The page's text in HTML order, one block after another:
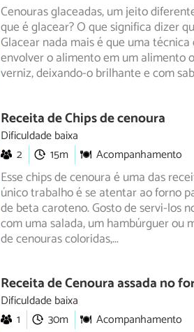
Cenouras glaceadas, um jeito
que é glacear? O que significa dizer
Glacearnada mais é que uma
envolver o alimento em um alimento
verniz, deixando-o brilhante e com
Receita de Chips de cenoura
Dificuldade baixa
2
15m Acompanhamento
Esse chips de cenoura é uma das
único trabalho é se atentar ao forno
de beta caroteno. Gosto de servi-los
com uma salada, um hambúrguer ou
de cenouras coloridas,...
Receita de Cenoura assada no
Dificuldade baixa
1
30m Acompanhamento